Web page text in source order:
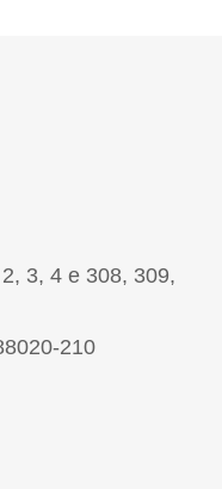
3, 4 e 308, 309,
210